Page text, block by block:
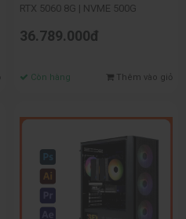
RTX 5060 8G | NVME 500G
36.789.000đ
Còn hàng Thêm vào giỏ